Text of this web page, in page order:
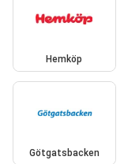
Hemköp
Götgatsbacken